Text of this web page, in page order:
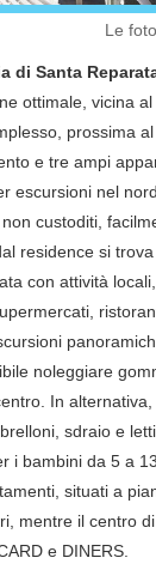
Le
di Santa
ottimale, vicina
prossima
e tre ampi
escursioni nel
custoditi,
residence si
con attività
noleggiare
In
sdraio e
i bambini da 5 a
situati a
mentre il centro di
e DINERS.